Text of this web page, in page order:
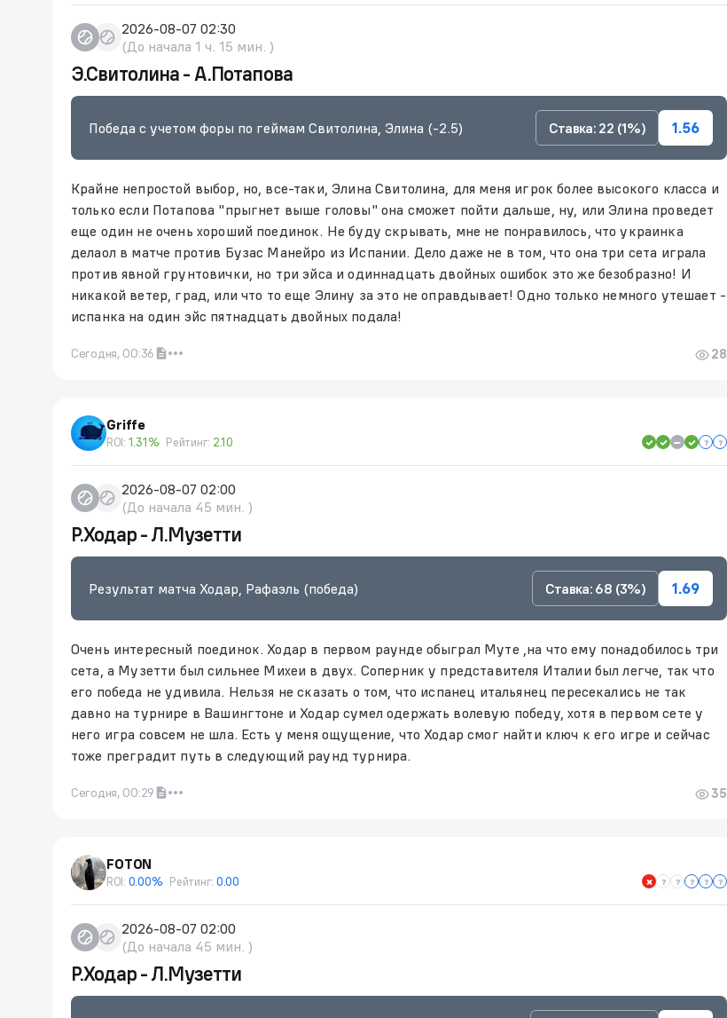
2026-08-07 02:30
(До начала 1 ч. 15 мин. )
Э.Свитолина - А.Потапова
Победа с учетом форы по геймам Свитолина, Элина (-2.5) Ставка: 22 (1%) 1.56
Крайне непростой выбор, но, все-таки, Элина Свитолина, для меня игрок более высокого класса и
только если Потапова "прыгнет выше головы" она сможет пойти дальше, ну, или Элина проведет
еще один не очень хороший поединок. Не буду скрывать, мне не понравилось, что украинка
делаол в матче против Бузас Манейро из Испании. Дело даже не в том, что она три сета играла
против явной грунтовички, но три эйса и одиннадцать двойных ошибок это же безобразно! И
никакой ветер, град, или что то еще Элину за это не оправдывает! Одно только немного утешает -
испанка на один эйс пятнадцать двойных подала!
Сегодня, 00:36 28
Griffe
ROI: 1.31% Рейтинг: 2.10
2026-08-07 02:00
(До начала 45 мин. )
Р.Ходар - Л.Музетти
Результат матча Ходар, Рафаэль (победа) Ставка: 68 (3%) 1.69
Очень интересный поединок. Ходар в первом раунде обыграл Муте ,на что ему понадобилось три
сета, а Музетти был сильнее Михеи в двух. Соперник у представителя Италии был легче, так что
его победа не удивила. Нельзя не сказать о том, что испанец итальянец пересекались не так
давно на турнире в Вашингтоне и Ходар сумел одержать волевую победу, хотя в первом сете у
него игра совсем не шла. Есть у меня ощущение, что Ходар смог найти ключ к его игре и сейчас
тоже преградит путь в следующий раунд турнира.
Сегодня, 00:29 35
FOTON
ROI: 0.00% Рейтинг: 0.00
2026-08-07 02:00
(До начала 45 мин. )
Р.Ходар - Л.Музетти